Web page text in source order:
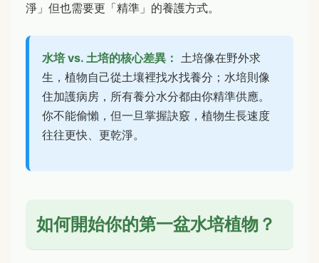
淨」但也需要更「精準」的養護方式。
水培 vs. 土培的核心差異： 土培像在野外求
生，植物自己從土壤裡找水找養分；水培則像
住加護病房，所有養分水分都由你精準供應。
你不能偷懶，但一旦掌握訣竅，植物生長速度
往往更快、更乾淨。
如何開始你的第一盆水培植物？